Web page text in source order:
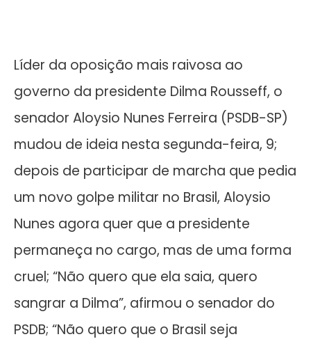
Líder da oposição mais raivosa ao
governo da presidente Dilma Rousseff, o
senador Aloysio Nunes Ferreira (PSDB-SP)
mudou de ideia nesta segunda-feira, 9;
depois de participar de marcha que pedia
um novo golpe militar no Brasil, Aloysio
Nunes agora quer que a presidente
permaneça no cargo, mas de uma forma
cruel; “Não quero que ela saia, quero
sangrar a Dilma”, afirmou o senador do
PSDB; “Não quero que o Brasil seja